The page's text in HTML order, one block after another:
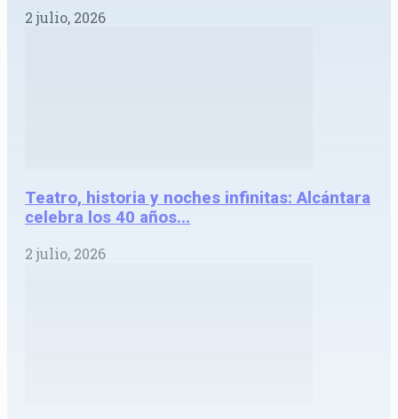
2 julio, 2026
Teatro, historia y noches infinitas: Alcántara
celebra los 40 años...
2 julio, 2026